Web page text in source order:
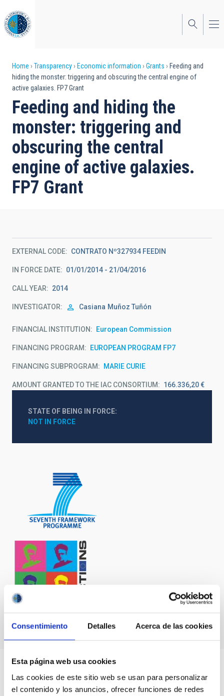
Consentimiento Detalles Acerca de las cookies
Esta página web usa cookies
Las cookies de este sitio web se usan para personalizar
el contenido y los anuncios, ofrecer funciones de redes
to
main
content
Breadcrumb
Home Transparency Economic information Grants
Feeding and
hiding the monster: triggering and obscuring the central engine of
active galaxies. FP7 Grant
Feeding and hiding the
monster: triggering and
obscuring the central
engine of active galaxies.
FP7 Grant
EXTERNAL CODE CONTRATO Nº327934 FEEDIN
IN FORCE DATE 01/01/2014 - 21/04/2016
CALL YEAR 2014
INVESTIGATOR Casiana Muñoz Tuñón
FINANCIAL INSTITUTION European Commission
FINANCING PROGRAM EUROPEAN PROGRAM FP7
FINANCING SUBPROGRAM MARIE CURIE
AMOUNT GRANTED TO THE IAC CONSORTIUM 166.336,20 €
STATE OF BEING IN FORCE
NOT IN FORCE